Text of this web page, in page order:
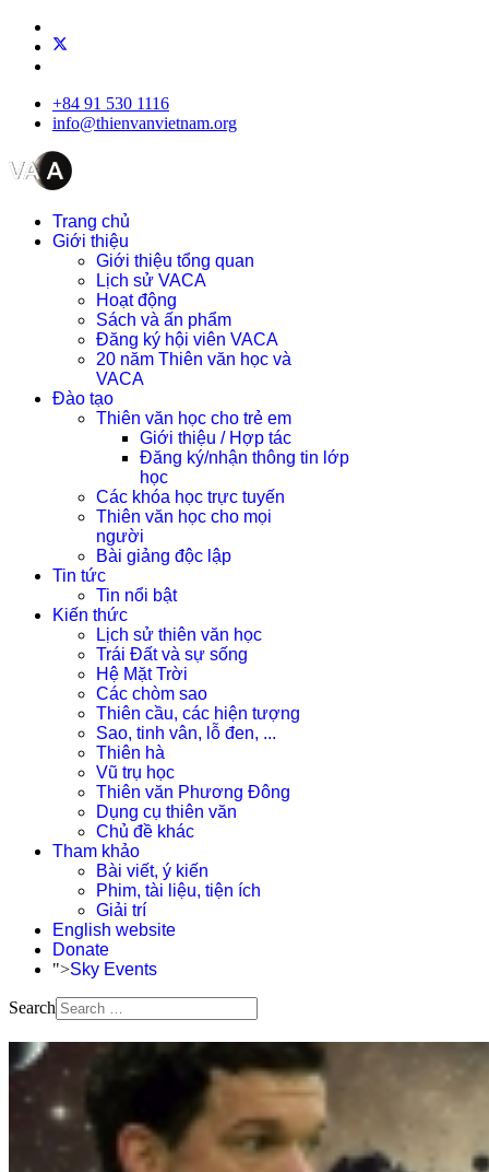
+84 91 530 1116
info@thienvanvietnam.org
Trang chủ
Giới thiệu
Giới thiệu tổng quan
Lịch sử VACA
Hoạt động
Sách và ấn phẩm
Đăng ký hội viên VACA
20 năm Thiên văn học và
VACA
Đào tạo
Thiên văn học cho trẻ em
Giới thiệu / Hợp tác
Đăng ký/nhận thông tin lớp
học
Các khóa học trực tuyến
Thiên văn học cho mọi
người
Bài giảng độc lập
Tin tức
Tin nổi bật
Kiến thức
Lịch sử thiên văn học
Trái Đất và sự sống
Hệ Mặt Trời
Các chòm sao
Thiên cầu, các hiện tượng
Sao, tinh vân, lỗ đen, ...
Thiên hà
Vũ trụ học
Thiên văn Phương Đông
Dụng cụ thiên văn
Chủ đề khác
Tham khảo
Bài viết, ý kiến
Phim, tài liệu, tiện ích
Giải trí
English website
Donate
">Sky Events
Search